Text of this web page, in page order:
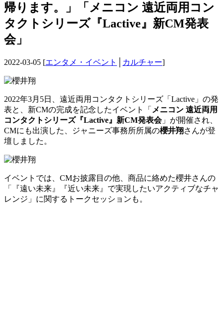
帰ります。」「メニコン 遠近両用コン
タクトシリーズ『Lactive』新CM発表
会」
2022-03-05 [エンタメ・イベント カルチャー]
2022年3月5日、遠近両用コンタクトシリーズ「Lactive」の発
表と、新CMの完成を記念したイベント「 メニコン 遠近両用
コンタクトシリーズ『Lactive』新CM発表会」が開催され、
CMにも出演した、ジャニーズ事務所所属の櫻井翔 さんが登
壇しました。
イベントでは、CMお披露目の他、商品に絡めた櫻井さんの
「『遠い未来』『近い未来』で実現したいアクティブなチャ
レンジ」に関するトークセッションも。